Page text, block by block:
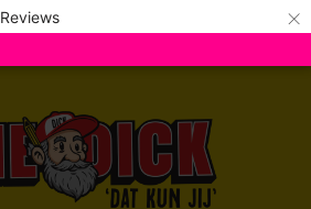
Reviews ×